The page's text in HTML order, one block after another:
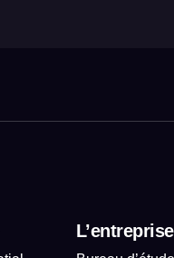
L’entreprise